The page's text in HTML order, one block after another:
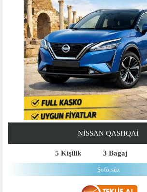
NISSAN QASHQAI
5 Kişilik 3 Bagaj
Şoförsüz